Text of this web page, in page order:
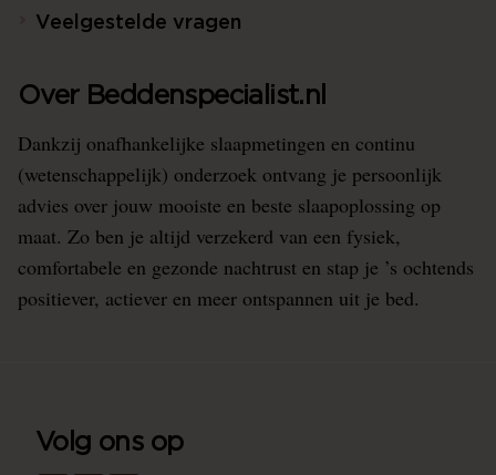
Veelgestelde vragen
Over Beddenspecialist.nl
Dankzij onafhankelijke slaapmetingen en continu
(wetenschappelijk) onderzoek ontvang je persoonlijk
advies over jouw mooiste en beste slaapoplossing op
maat. Zo ben je altijd verzekerd van een fysiek,
comfortabele en gezonde nachtrust en stap je ’s ochtends
positiever, actiever en meer ontspannen uit je bed.
Volg ons op